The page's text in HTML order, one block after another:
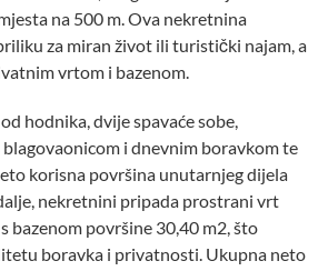
na 500 m. Ova nekretnina
za miran život ili turistički najam, a
vrtom i bazenom.
hodnika, dvije spavaće sobe,
i dnevnim boravkom te
korisna površina unutarnjeg dijela
nekretnini pripada prostrani vrt
bazenom površine 30,40 m2, što
boravka i privatnosti. Ukupna neto